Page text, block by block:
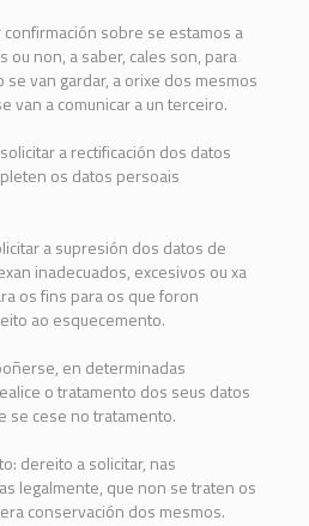
sobre se estamos a
ou non, a saber, cales son, para
se van gardar, a orixe dos mesmos
van a comunicar a un terceiro.
a rectificación dos datos
os datos persoais
a supresión dos datos de
inadecuados, excesivos ou xa
os fins para os que foron
ao esquecemento.
en determinadas
o tratamento dos seus datos
se cese no tratamento.
dereito a solicitar, nas
legalmente, que non se traten os
conservación dos mesmos.